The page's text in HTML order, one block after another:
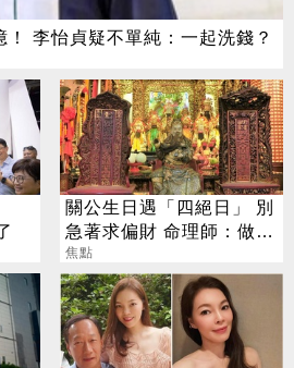
李怡貞疑不單純：一起洗錢？
關公生日遇「四絕日」 別
急著求偏財 命理師：做1
事更有效
焦點